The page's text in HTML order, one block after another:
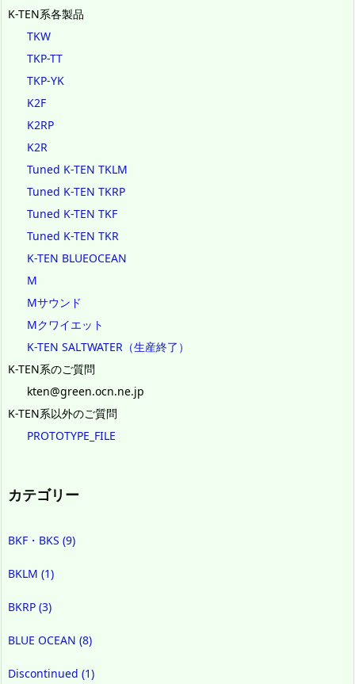
K-TEN系各製品
TKW
TKP-TT
TKP-YK
K2F
K2RP
K2R
Tuned K-TEN TKLM
Tuned K-TEN TKRP
Tuned K-TEN TKF
Tuned K-TEN TKR
K-TEN BLUEOCEAN
M
Mサウンド
Mクワイエット
K-TEN SALTWATER（生産終了）
K-TEN系のご質問
kten@green.ocn.ne.jp
K-TEN系以外のご質問
PROTOTYPE_FILE
カテゴリー
BKF・BKS (9)
BKLM (1)
BKRP (3)
BLUE OCEAN (8)
Discontinued (1)